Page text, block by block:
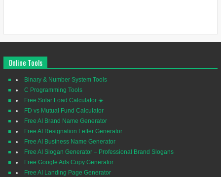
Online Tools
Binary & Number System Tools
C Programming Tools
Free Solar Load Calculator ☀️
FD vs Mutual Fund Calculator
Free AI Brand Name Generator
Free AI Resignation Letter Generator
Free AI Business Name Generator
Free AI Slogan Generator – Professional Brand Slogans
Free Google Ads Copy Generator
Free AI Landing Page Generator